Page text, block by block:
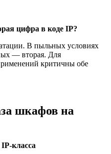
цифра в коде IP?
В пыльных условиях
— вторая. Для
критичны обе
шкафов на
класса